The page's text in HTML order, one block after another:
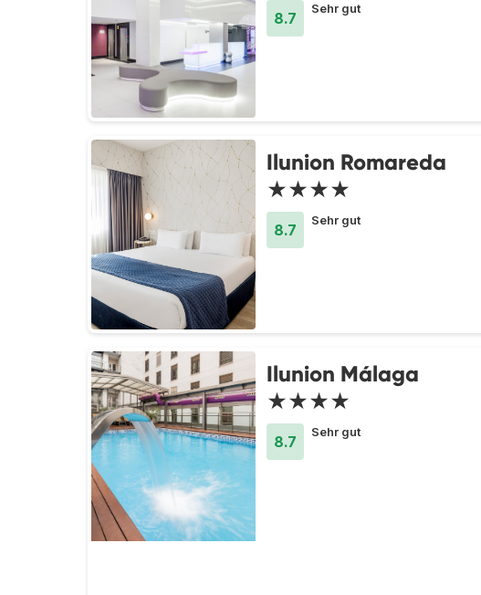
8.7
Sehr gut
Ilunion Romareda
★★★★
8.7
Sehr gut
Ilunion Málaga
★★★★
8.7
Sehr gut